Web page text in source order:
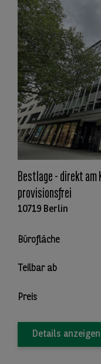
Bestlage - direkt am
provisionsfrei
10719 Berlin
Bürofläche
Teilbar ab
Preis
Details anzeigen